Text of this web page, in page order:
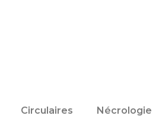
Circulaires Nécrologie